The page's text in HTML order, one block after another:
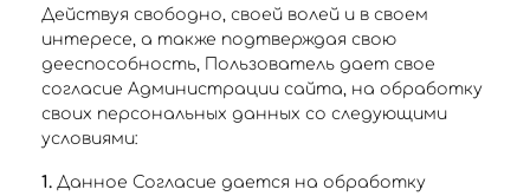
Действуя свободно, своей волей и в своем
интересе, а также подтверждая свою
дееспособность, Пользователь дает свое
согласие Администрации сайта, на обработку
своих персональных данных со следующими
условиями:
1. Данное Согласие дается на обработку